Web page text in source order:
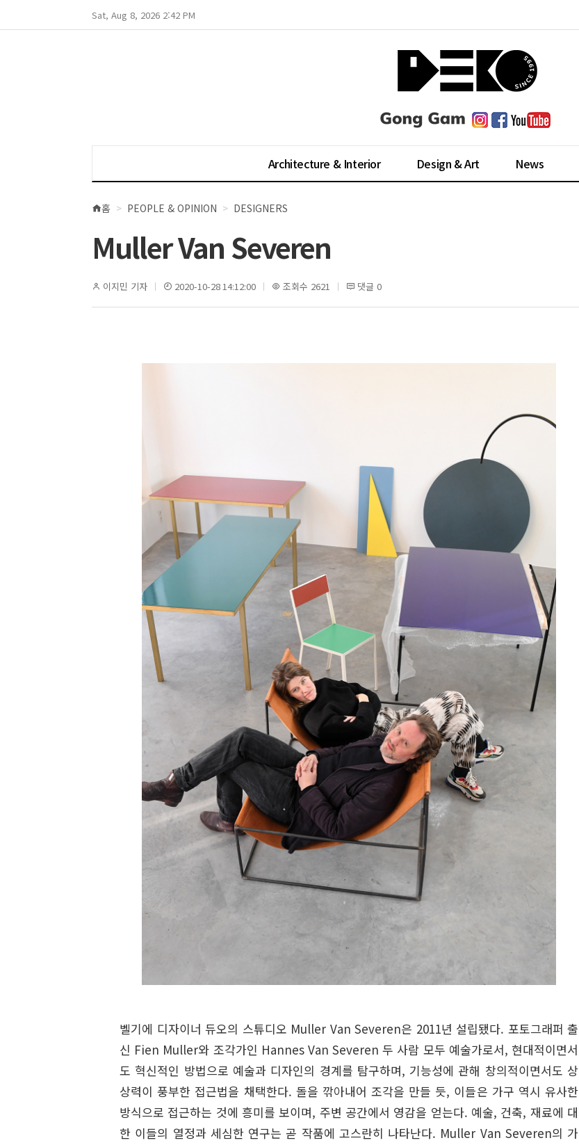
Sat, Aug 8, 2026 2:42 PM
Architecture & Interior Design & Art News
현
위
치
홈 PEOPLE & OPINION DESIGNERS
Muller Van Severen
이지민 기자 2020-10-28 14:12:00 조회수 2621 댓글 0
벨기에 디자이너 듀오의 스튜디오 Muller Van Severen은 2011년 설립됐다. 포토그래퍼 출
신 Fien Muller와 조각가인 Hannes Van Severen 두 사람 모두 예술가로서, 현대적이면서
도 혁신적인 방법으로 예술과 디자인의 경계를 탐구하며, 기능성에 관해 창의적이면서도 상
상력이 풍부한 접근법을 채택한다. 돌을 깎아내어 조각을 만들 듯, 이들은 가구 역시 유사한
방식으로 접근하는 것에 흥미를 보이며, 주변 공간에서 영감을 얻는다. 예술, 건축, 재료에 대
한 이들의 열정과 세심한 연구는 곧 작품에 고스란히 나타난다. Muller Van Severen의 가